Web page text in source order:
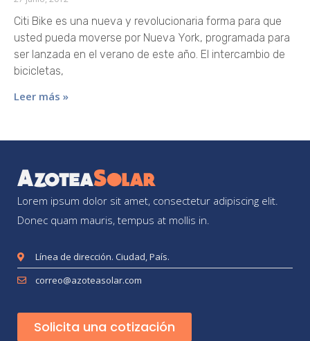
Citi Bike es una nueva y revolucionaria forma para que
usted pueda moverse por Nueva York, programada para
ser lanzada en el verano de este año. El intercambio de
bicicletas,
Leer más »
Lorem ipsum dolor sit amet, consectetur adipiscing elit.
Donec quam mauris, tempus at mollis in.
Línea de dirección. Ciudad, País.
correo@azoteasolar.com
Solicita una cotización